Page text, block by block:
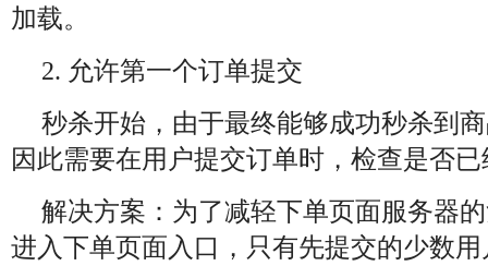
加载。
2. 允许第一个订单提交
秒杀开始，由于最终能够成功秒杀到
因此需要在用户提交订单时，检查是否
解决方案：为了减轻下单页面服务器
进入下单页面入口，只有先提交的少数